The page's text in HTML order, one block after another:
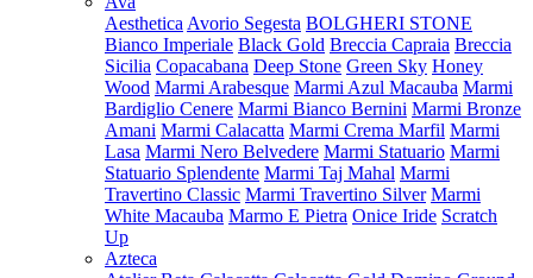
Aesthetica Avorio Segesta BOLGHERI STONE
Bianco Imperiale Black Gold Breccia Capraia Breccia
Sicilia Copacabana Deep Stone Green Sky Honey
Wood Marmi Arabesque Marmi Azul Macauba Marmi
Bardiglio Cenere Marmi Bianco Bernini Marmi Bronze
Amani Marmi Calacatta Marmi Crema Marfil Marmi
Lasa Marmi Nero Belvedere Marmi Statuario Marmi
Statuario Splendente Marmi Taj Mahal Marmi
Travertino Classic Marmi Travertino Silver Marmi
White Macauba Marmo E Pietra Onice Iride Scratch
Up
Azteca